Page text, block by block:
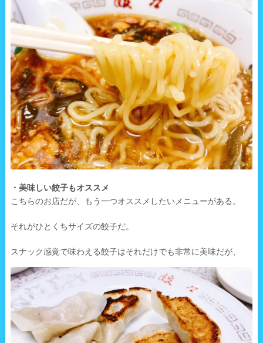
・美味しい餃子もオススメ
こちらのお店だが、もう一つオススメしたいメニューがある。
それがひとくちサイズの餃子だ。
スナック感覚で味わえる餃子はそれだけでも非常に美味だが、